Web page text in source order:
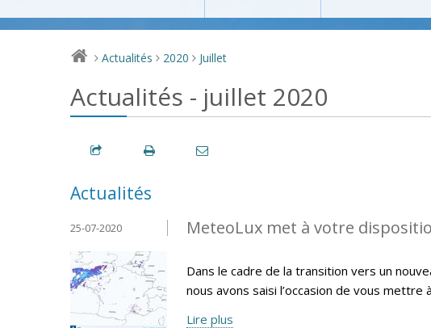
> Actualités > 2020 > Juillet
Actualités - juillet 2020
Actualités
MeteoLux met à votre
25-07-2020
Dans le cadre de la transition vers un
nous avons saisi l’occasion de vous
Lire plus